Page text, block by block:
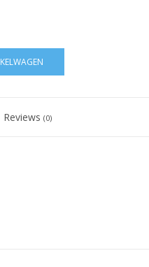
Reviews (0)